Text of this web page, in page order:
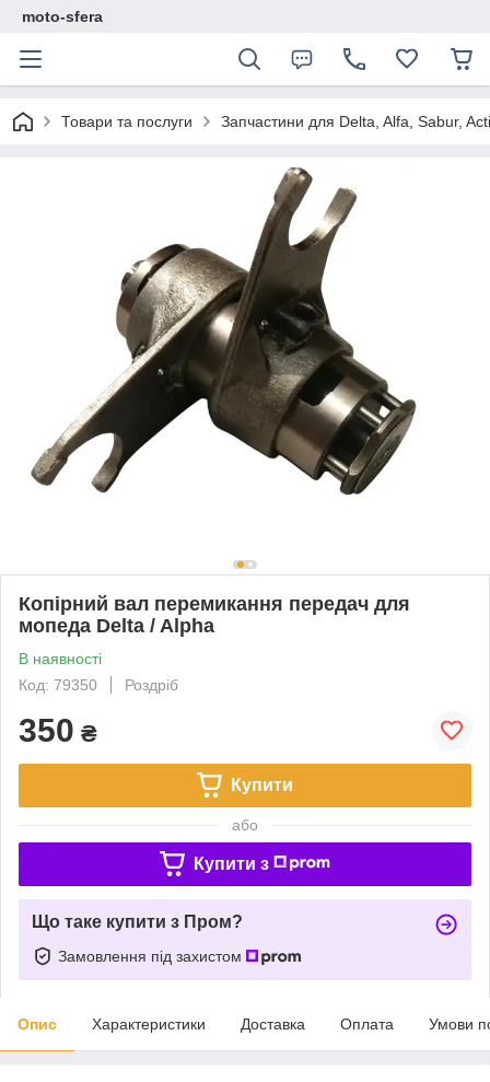
moto-sfera
Товари та послуги Запчастини для Delta, Alfa, Sabur,
Копірний вал перемикання передач для
мопеда Delta / Alpha
В наявності
Код: 79350
Роздріб
350 ₴
Купити
або
Купити з
Що таке купити з Пром?
Замовлення під захистом
Опис Характеристики Доставка Оплата Умови